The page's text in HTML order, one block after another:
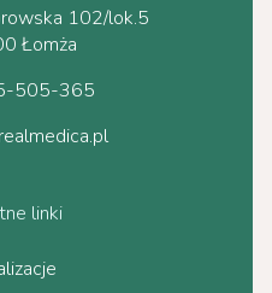
102/lok.5
Łomża
505-365
linki